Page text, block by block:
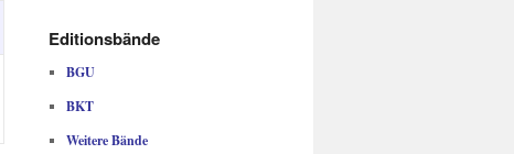
Editionsbände
BGU
BKT
Weitere Bände